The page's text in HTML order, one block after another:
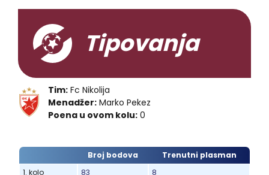
Tipovanja
Tim: Fc Nikolija
Menadžer: Marko Pekez
Poena u ovom kolu: 0
Broj bodova
Trenutni plasman
1. kolo
83
8